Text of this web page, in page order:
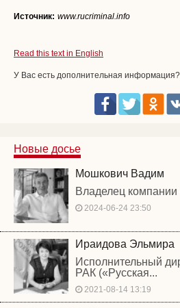
Источник: www.rucriminal.info
Read this text in English
У Вас есть дополнительная информация?
Новые досье
Мошкович Вадим
Владелец компании
2024-06-24 23:50
Ираидова Эльмира
Исполнительный
РАК («Русская...
2021-08-14 13:19